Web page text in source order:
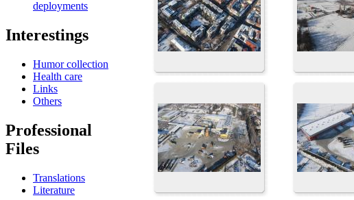
deployments
Interestings
Humor collection
Health care
Links
Others
Professional
Files
Translations
Literature